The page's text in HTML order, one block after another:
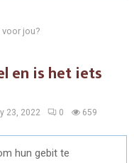
jou?
en is het iets
23, 2022 0 659
hun gebit te